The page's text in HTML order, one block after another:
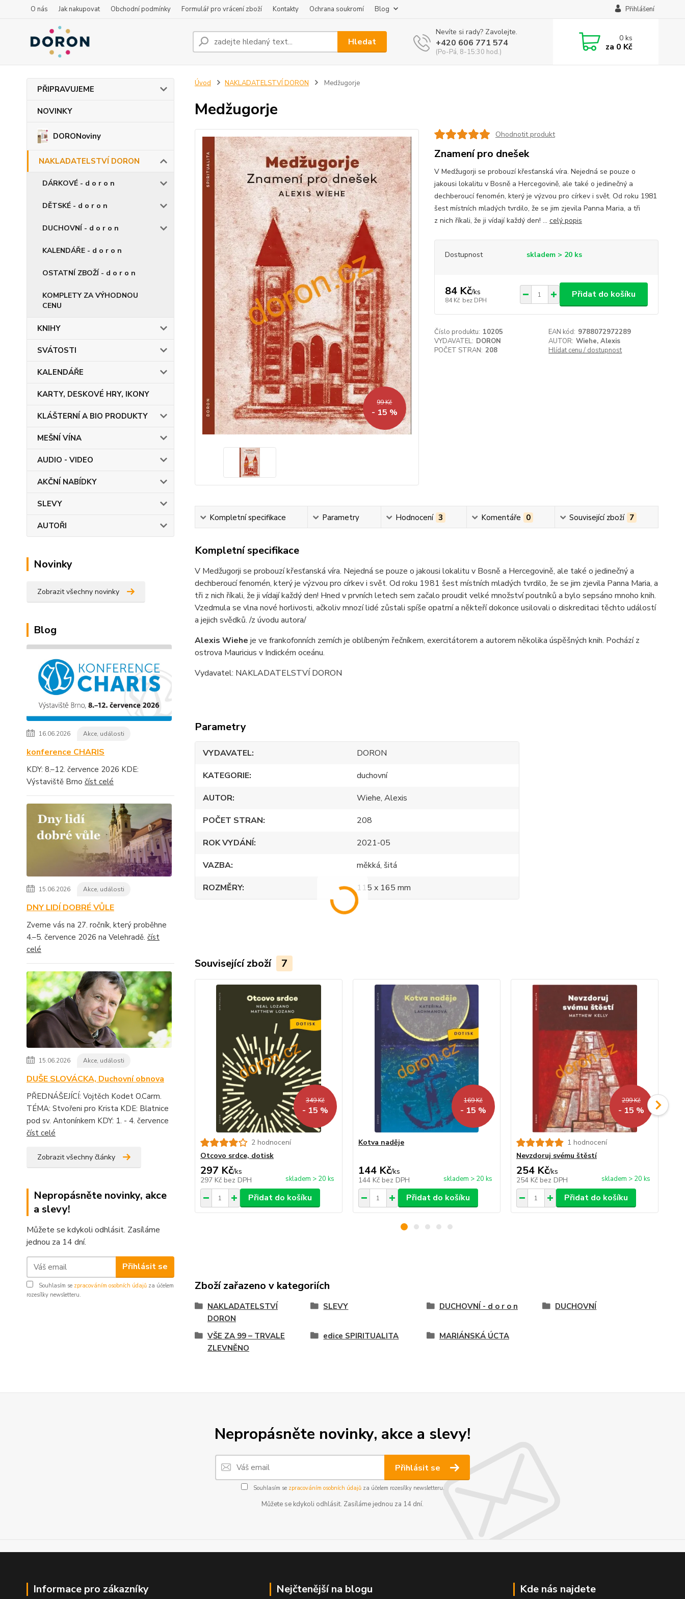
O nás Jak nakupovat Obchodní podmínky Formulář pro vrácení zboží Kontakty Ochrana soukromí Blog Přihlášení
Hledat
Nevíte si rady? Zavolejte.
+420 606 771 574
(Po-Pá, 8-15:30 hod.)
0ks
za 0 Kč
PŘIPRAVUJEME
NOVINKY
DORONoviny
NAKLADATELSTVÍ DORON
DÁRKOVÉ - d o r o n
DĚTSKÉ - d o r o n
DUCHOVNÍ - d o r o n
KALENDÁŘE - d o r o n
OSTATNÍ ZBOŽÍ - d o r o n
KOMPLETY ZA VÝHODNOU
CENU
KNIHY
SVÁTOSTI
KALENDÁŘE
KARTY, DESKOVÉ HRY, IKONY
KLÁŠTERNÍ A BIO PRODUKTY
MEŠNÍ VÍNA
AUDIO - VIDEO
AKČNÍ NABÍDKY
SLEVY
AUTOŘI
Novinky
Zobrazit všechny novinky
Blog
16.06.2026 Akce, události
konference CHARIS
KDY: 8.–12. července 2026 KDE:
Výstaviště Brno číst celé
15.06.2026 Akce, události
DNY LIDÍ DOBRÉ VŮLE
Zveme vás na 27. ročník, který proběhne
4.–5. července 2026 na Velehradě. číst
celé
15.06.2026 Akce, události
DUŠE SLOVÁCKA, Duchovní obnova
PŘEDNÁŠEJÍCÍ: Vojtěch Kodet O.Carm.
TÉMA: Stvořeni pro Krista KDE: Blatnice
pod sv. Antonínkem KDY: 1. - 4. července
číst celé
Zobrazit všechny články
Nepropásněte novinky, akce
a slevy!
Můžete se kdykoli odhlásit. Zasíláme
jednou za 14 dní.
Přihlásit se
Souhlasím se zpracováním osobních údajů za účelem
rozesílky newsletteru.
Úvod NAKLADATELSTVÍ DORON Medžugorje
Medžugorje
99 Kč
- 15 %
Ohodnotit produkt
Znamení pro dnešek
V Medžugorji se probouzí křesťanská víra. Nejedná se pouze o
jakousi lokalitu v Bosně a Hercegovině, ale také o jedinečný a
dechberoucí fenomén, který je výzvou pro církev i svět. Od roku 1981
šest místních mladých tvrdilo, že se jim zjevila Panna Maria, a tři
z nich říkali, že ji vídají každý den! ... celý popis
Dostupnost skladem > 20 ks
84 Kč/ks
84 Kč bez DPH
Přidat do košíku
Číslo produktu: 10205 EAN kód: 9788072972289
VYDAVATEL: DORON AUTOR: Wiehe, Alexis
POČET STRAN: 208 Hlídat cenu / dostupnost
Kompletní specifikace Parametry Hodnocení 3 Komentáře 0 Související zboží 7
Kompletní specifikace
V Medžugorji se probouzí křesťanská víra. Nejedná se pouze o jakousi lokalitu v Bosně a Hercegovině, ale také o jedinečný a
dechberoucí fenomén, který je výzvou pro církev i svět. Od roku 1981 šest místních mladých tvrdilo, že se jim zjevila Panna Maria, a
tři z nich říkali, že ji vídají každý den! Hned v prvních letech sem začalo proudit velké množství poutníků a bylo sepsáno mnoho knih.
Vzedmula se vlna nové horlivosti, ačkoliv mnozí lidé zůstali spíše opatrní a někteří dokonce usilovali o diskreditaci těchto událostí
a jejich svědků. /z úvodu autora/
Alexis Wiehe je ve frankofonních zemích je oblíbeným řečníkem, exercitátorem a autorem několika úspěšných knih. Pochází z
ostrova Mauricius v Indickém oceánu.
Vydavatel: NAKLADATELSTVÍ DORON
Parametry
VYDAVATEL
DORON
KATEGORIE
duchovní
AUTOR
Wiehe, Alexis
POČET STRAN
208
ROK VYDÁNÍ
2021-05
VAZBA
měkká, šitá
ROZMĚRY
115 x 165 mm
Související zboží 7
349 Kč
- 15 %
2 hodnocení
Otcovo srdce, dotisk
297 Kč/ks
297 Kč bez DPH skladem > 20 ks
Přidat do košíku
169 Kč
- 15 %
Kotva naděje
144 Kč/ks
144 Kč bez DPH skladem > 20 ks
Přidat do košíku
299 Kč
- 15 %
1 hodnocení
Nevzdoruj svému štěstí
254 Kč/ks
254 Kč bez DPH skladem > 20 ks
Přidat do košíku
Zboží zařazeno v kategoriích
NAKLADATELSTVÍ
DORON
SLEVY DUCHOVNÍ - d o r o n DUCHOVNÍ
VŠE ZA 99 – TRVALE
ZLEVNĚNO
edice SPIRITUALITA MARIÁNSKÁ ÚCTA
Nepropásněte novinky, akce a slevy!
Přihlásit se
Souhlasím se zpracováním osobních údajůza účelem rozesílky newsletteru.
Můžete se kdykoli odhlásit. Zasíláme jednou za 14 dní.
Informace pro zákazníky Nejčtenější na blogu Kde nás najdete